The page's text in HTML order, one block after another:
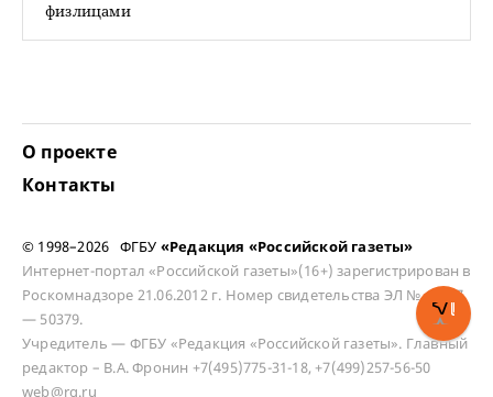
физлицами
О проекте
Контакты
© 1998–2026 ФГБУ «Редакция «Российской газеты»
Интернет-портал «Российской газеты»(16+) зарегистрирован в
Роскомнадзоре 21.06.2012 г. Номер свидетельства ЭЛ № ФС 77
— 50379.
Учредитель — ФГБУ «Редакция «Российской газеты». Главный
редактор – В.А. Фронин +7(495)775-31-18, +7(499)257-56-50
web@rg.ru